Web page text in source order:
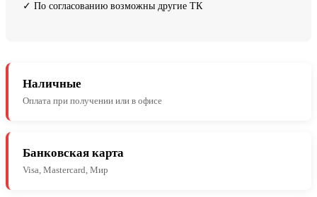
✓ По согласованию возможны другие ТК
Наличные
Оплата при получении или в офисе
Банковская карта
Visa, Mastercard, Мир